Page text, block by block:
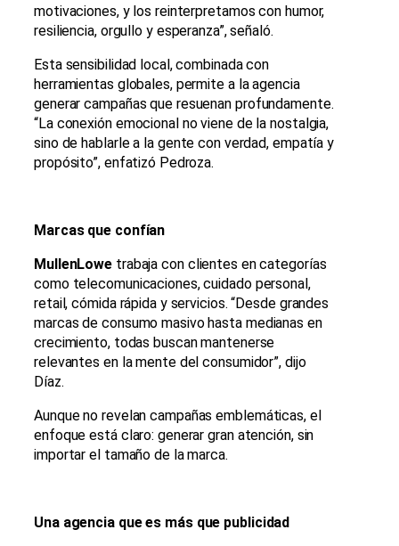
motivaciones, y los reinterpretamos con humor,
resiliencia, orgullo y esperanza”, señaló.
Esta sensibilidad local, combinada con
herramientas globales, permite a la agencia
generar campañas que resuenan profundamente.
“La conexión emocional no viene de la nostalgia,
sino de hablarle a la gente con verdad, empatía y
propósito”, enfatizó Pedroza.
Marcas que confían
MullenLowe trabaja con clientes en categorías
como telecomunicaciones, cuidado personal,
retail, cómida rápida y servicios. “Desde grandes
marcas de consumo masivo hasta medianas en
crecimiento, todas buscan mantenerse
relevantes en la mente del consumidor”, dijo
Díaz.
Aunque no revelan campañas emblemáticas, el
enfoque está claro: generar gran atención, sin
importar el tamaño de la marca.
Una agencia que es más que publicidad